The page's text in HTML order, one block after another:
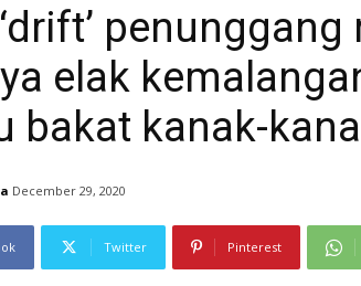
penunggang
elak
bakat kanak-
December 29, 2020
Twitter Pinterest